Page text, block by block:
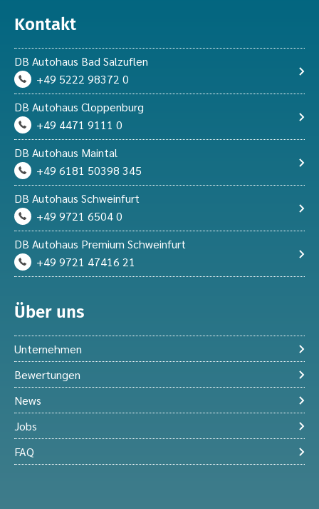
Kontakt
DB Autohaus Bad Salzuflen
+49 5222 98372 0
DB Autohaus Cloppenburg
+49 4471 9111 0
DB Autohaus Maintal
+49 6181 50398 345
DB Autohaus Schweinfurt
+49 9721 6504 0
DB Autohaus Premium Schweinfurt
+49 9721 47416 21
Über uns
Unternehmen
Bewertungen
News
Jobs
FAQ